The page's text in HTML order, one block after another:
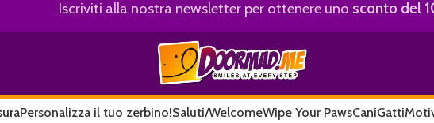
Iscriviti alla nostra newsletter per ottenere uno sconto del
Personalizza il tuo zerbino!Saluti/WelcomeWipe Your PawsCaniGatti